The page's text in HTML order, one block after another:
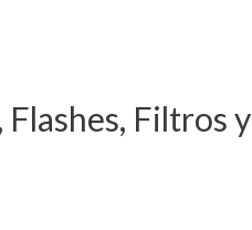
Filtros y